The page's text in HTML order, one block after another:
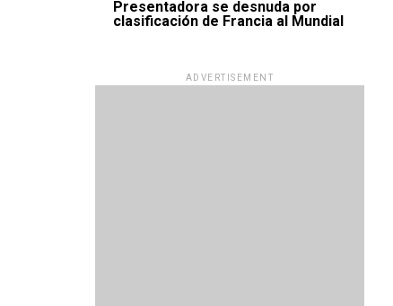
Presentadora se desnuda por
clasificación de Francia al Mundial
ADVERTISEMENT